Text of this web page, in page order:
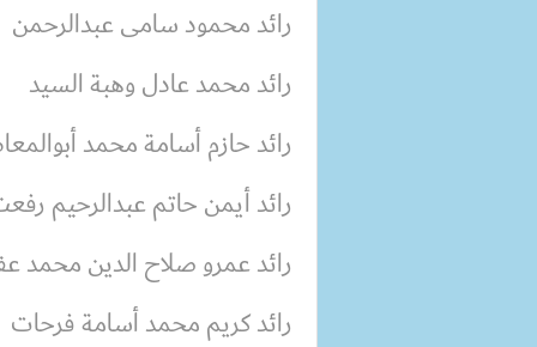
رائد محمود سامى عبدالرحمن
رائد محمد عادل وهبة السيد
رائد حازم أسامة محمد
رائد أيمن حاتم عبدالرحيم
رائد عمرو صلاح الدين محمد
رائد كريم محمد أسامة فرحات